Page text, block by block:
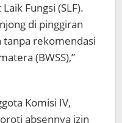
Fungsi (SLF).
di pinggiran
tanpa rekomendasi
(BWSS),”
Komisi IV,
absennya izin